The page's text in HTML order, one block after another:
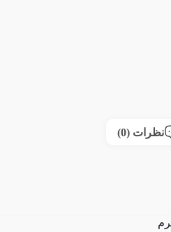
نظرات (0)